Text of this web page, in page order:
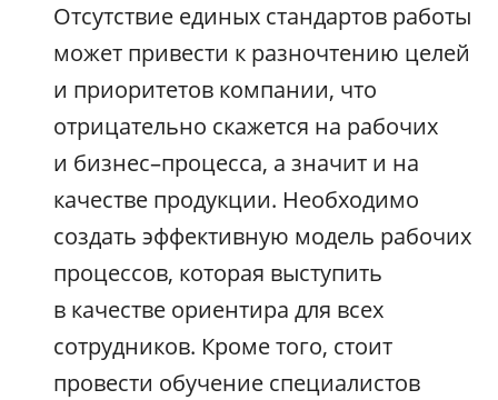
Отсутствие единых стандартов работы
может привести к разночтению целей
и приоритетов компании, что
отрицательно скажется на рабочих
и бизнес–процесса, а значит и на
качестве продукции. Необходимо
создать эффективную модель рабочих
процессов, которая выступить
в качестве ориентира для всех
сотрудников. Кроме того, стоит
провести обучение специалистов